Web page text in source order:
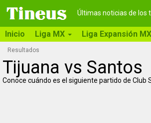
Últimas noticias de los
Inicio Liga MX Liga Expansión MX
Resultados
Tijuana vs Santos
Conoce cuándo es el siguiente partido de